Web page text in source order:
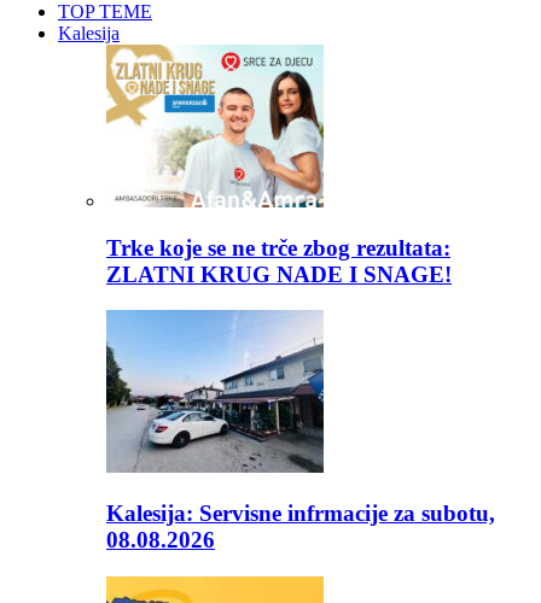
TOP TEME
Kalesija
Trke koje se ne trče zbog rezultata:
ZLATNI KRUG NADE I SNAGE!
Kalesija: Servisne infrmacije za subotu,
08.08.2026